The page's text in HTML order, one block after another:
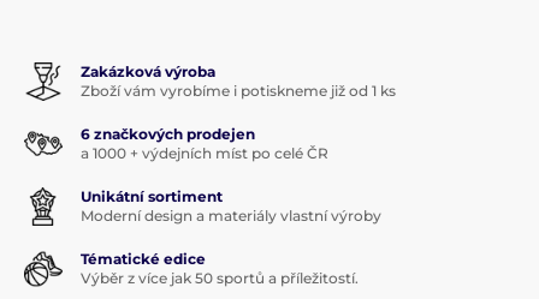
Zakázková výroba
Zboží vám vyrobíme i potiskneme již od 1 ks
6 značkových prodejen
a 1000 + výdejních míst po celé ČR
Unikátní sortiment
Moderní design a materiály vlastní výroby
Tématické edice
Výběr z více jak 50 sportů a příležitostí.